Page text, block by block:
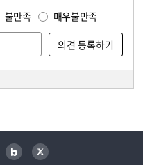
불만족 매우불만족
블로그 트위터